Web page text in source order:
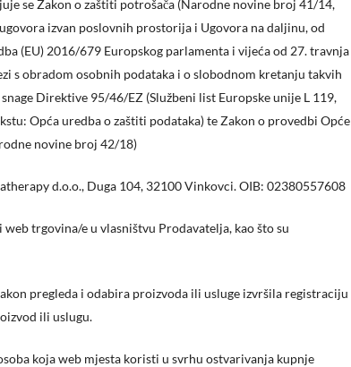
se Zakon o zaštiti potrošača (Narodne novine broj 41/14,
izvan poslovnih prostorija i Ugovora na daljinu, od
(EU) 2016/679 Europskog parlamenta i vijeća od 27. travnja
s obradom osobnih podataka i o slobodnom kretanju takvih
Direktive 95/46/EZ (Službeni list Europske unije L 119,
Opća uredba o zaštiti podataka) te Zakon o provedbi Opće
novine broj 42/18)
d.o.o., Duga 104, 32100 Vinkovci. OIB: 02380557608
web trgovina/e u vlasništvu Prodavatelja, kao što su
pregleda i odabira proizvoda ili usluge izvršila registraciju
ili uslugu.
koja web mjesta koristi u svrhu ostvarivanja kupnje